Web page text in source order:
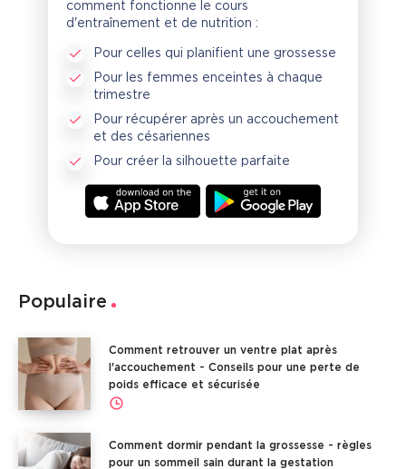
comment fonctionne le cours
d'entraînement et de nutrition :
Pour celles qui planifient une grossesse
Pour les femmes enceintes à chaque
trimestre
Pour récupérer après un accouchement
et des césariennes
Pour créer la silhouette parfaite
Populaire
Comment retrouver un ventre plat après
l'accouchement - Conseils pour une perte de
poids efficace et sécurisée
Comment dormir pendant la grossesse - règles
pour un sommeil sain durant la gestation